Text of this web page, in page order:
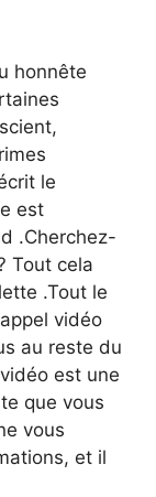
honnête
le
est
.Cherchez-
Tout cela
.Tout le
vidéo
au reste du
est une
que vous
vous
et il